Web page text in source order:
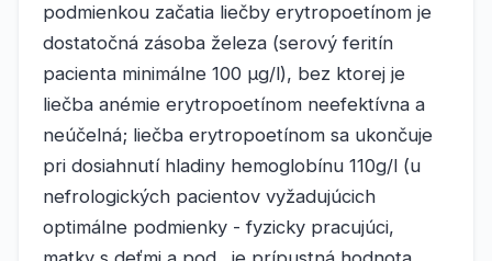
podmienkou začatia liečby erytropoetínom je
dostatočná zásoba železa (serový feritín
pacienta minimálne 100 μg/l), bez ktorej je
liečba anémie erytropoetínom neefektívna a
neúčelná; liečba erytropoetínom sa ukončuje
pri dosiahnutí hladiny hemoglobínu 110g/l (u
nefrologických pacientov vyžadujúcich
optimálne podmienky - fyzicky pracujúci,